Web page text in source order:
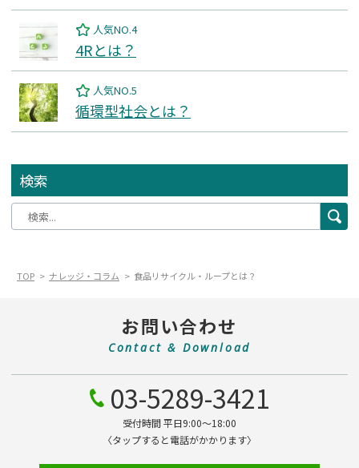
人気NO.4
4Rとは？
人気NO.5
循環型社会とは？
検索
TOP ナレッジ・コラム 食品リサイクル・ループとは？
お問い合わせ
Contact & Download
03-5289-3421
受付時間 平日9:00～18:00
〈タップすると電話がかかります〉